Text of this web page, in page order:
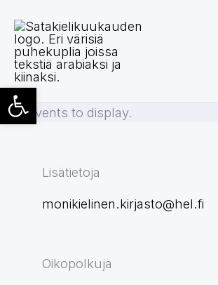
sisältöön
No events to display.
Lisätietoja
monikielinen.kirjasto@hel.fi
Oikopolkuja
Open toolbar